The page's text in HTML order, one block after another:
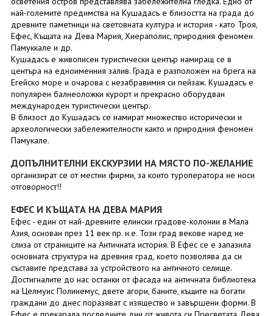
най-големите предимства на Кушадасъ е близостта на града до
древните паметници на световната култура и история - като Троя,
Ефес, Къщата на Дева Мария, Хиераполис, природния феномен
Памуккале и др.
Кушадасъ е живописен туристически център намиращ се в
центъра на едноименния залив. Града е разположен на брега на
Егейско море и очарова с незабравимия си пейзаж. Кушадасъ е
популярен балнеоложки курорт и прекрасно оборудван
международен туристически център.
В близост до Кушадасъ се намират множество исторически и
археологически забележителности както и природния феномен
Памукале.
ДОПЪЛНИТЕЛНИ ЕКСКУРЗИИ НА МЯСТО ПО-ЖЕЛАНИЕ
организират се от местни фирми, за които туроператора не носи
отговорност!!
ЕФЕС И КЪЩАТА НА ДЕВА МАРИЯ
Ефес - един от най-древните елински градове-колонии в Мала
Азия, основан през 11 век пр. н.е. Този град векове наред не
слиза от страниците на Античната история. В Ефес се е запазила
основната структура на древния град, което позволява да си
съставите представа за устройството на античното селище.
Достигналите до нас останки от фасада на античната библиотека
на Целмуис Полинемус, двете агори, баните, къщите на богати
граждани до днес поразяват с изящество и завършени форми. В